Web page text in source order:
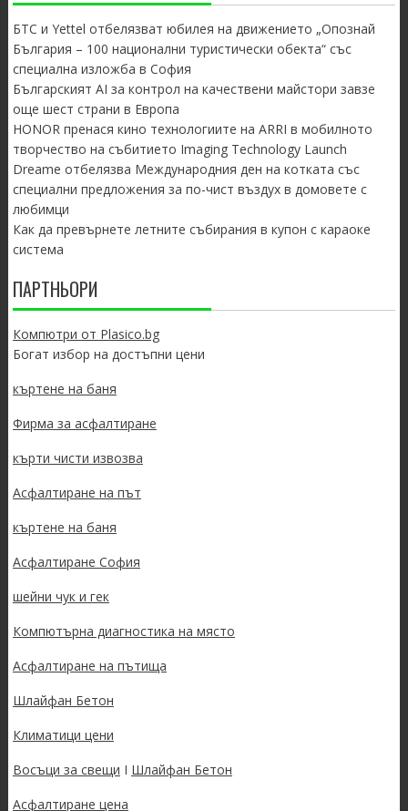
БТС и Yettel отбелязват юбилея на движението „Опознай
България – 100 национални туристически обекта“ със
специална изложба в София
Българският AI за контрол на качествени майстори завзе
още шест страни в Европа
HONOR пренася кино технологиите на ARRI в мобилното
творчество на събитието Imaging Technology Launch
Dreame отбелязва Международния ден на котката със
специални предложения за по-чист въздух в домовете с
любимци
Как да превърнете летните събирания в купон с караоке
система
ПАРТНЬОРИ
Компютри от Plasico.bg
Богат избор на достъпни цени
къртене на баня
Фирма за асфалтиране
кърти чисти извозва
Асфалтиране на път
къртене на баня
Асфалтиране София
шейни чук и гек
Компютърна диагностика на място
Асфалтиране на пътища
Шлайфан Бетон
Климатици цени
Восъци за свещи I Шлайфан Бетон
Асфалтиране цена